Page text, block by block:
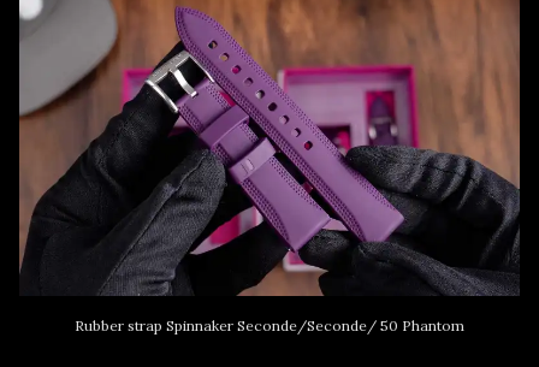
Rubber strap Spinnaker Seconde/Seconde/ 50 Phantom